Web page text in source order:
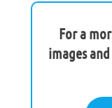
For a
images